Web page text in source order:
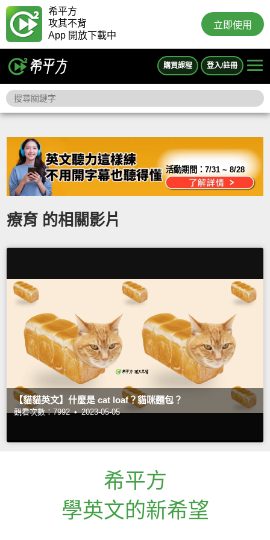
希平方
攻其不背
App 開放下載中
立即使用
購買課程 登入/註冊
活動期間：7/31 ~ 8/28
療育 的相關影片
【貓貓英文】什麼是 cat loaf？貓咪麵包？
觀看次數：7992 • 2023-05-05
希平方
學英文的新希望